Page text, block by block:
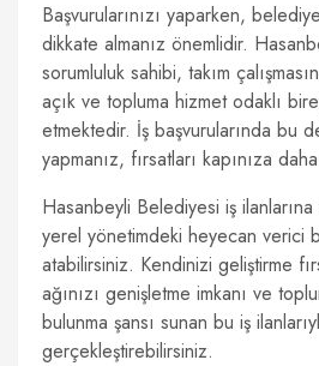
Başvurularınızı yaparken,
dikkate almanız önemlidir.
sorumluluk sahibi, takım
açık ve topluma hizmet odaklı
etmektedir. İş başvurularında bu
yapmanız, fırsatları kapınıza
Hasanbeyli Belediyesi iş
yerel yönetimdeki heyecan verici
atabilirsiniz. Kendinizi geliştirme
ağınızı genişletme imkanı ve
bulunma şansı sunan bu iş
gerçekleştirebilirsiniz.